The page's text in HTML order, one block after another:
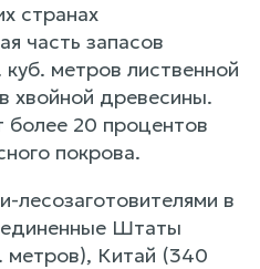
странах
часть запасов
метров лиственной
хвойной древесины.
20 процентов
покрова.
лесозаготовителями в
Штаты
метров), Китай (340